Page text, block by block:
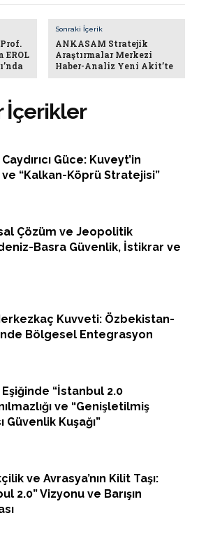
İçerikler
Güce: Kuveyt’in
ve “Kalkan-Köprü Stratejisi”
Çözüm ve Jeopolitik
Basra Güvenlik, İstikrar ve
Kuvveti: Özbekistan-
Bölgesel Entegrasyon
“İstanbul 2.0
ve “Genişletilmiş
Güvenlik Kuşağı”
ve Avrasya’nın Kilit Taşı:
2.0” Vizyonu ve Barışın
EROL
Sonraki İçerik
ANKASAM Stratejik
Araştırmalar Merkezi
Haber-Analiz Yeni Akit’te